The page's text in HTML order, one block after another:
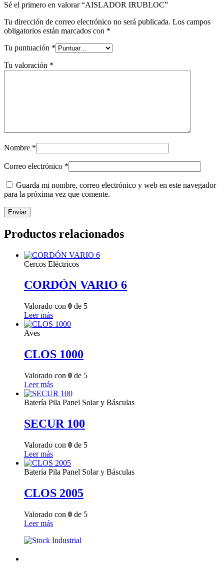
Sé el primero en valorar “AISLADOR IRUBLOC”
Tu dirección de correo electrónico no será publicada. Los campos
obligatorios están marcados con *
Tu puntuación *
Tu valoración *
Nombre *
Correo electrónico *
Guarda mi nombre, correo electrónico y web en este navegador
para la próxima vez que comente.
Productos relacionados
Cercos Eléctricos
CORDÓN VARIO 6
Valorado con 0 de 5
Leer más
Aves
CLOS 1000
Valorado con 0 de 5
Leer más
Batería Pila Panel Solar y Básculas
SECUR 100
Valorado con 0 de 5
Leer más
Batería Pila Panel Solar y Básculas
CLOS 2005
Valorado con 0 de 5
Leer más